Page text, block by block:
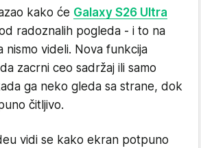
kako će Galaxy S26 Ultra
radoznalih pogleda - i to na
nismo videli. Nova funkcija
zacrni ceo sadržaj ili samo
ga neko gleda sa strane, dok
čitljivo.
vidi se kako ekran potpuno